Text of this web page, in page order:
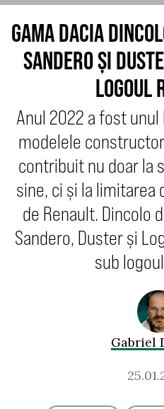
GAMA DACIA
SANDERO ȘI
LOGOUL
Anul 2022 a fost
modelele
contribuit nu doar la
sine, ci și la
de Renault. Dincolo
Sandero, Duster și
sub
Gabriel